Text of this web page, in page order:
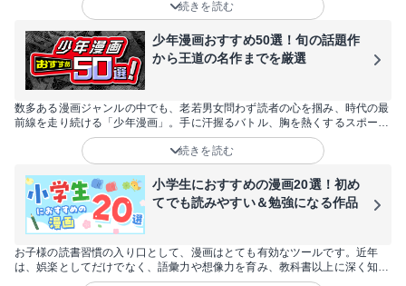
ケートやダンス、自転車、陸上といったマイナーなスポーツ漫画まで60作品
を厳選してお届けします！スポーツ漫画が好きな方はもちろん、「試しに読
んでみたい」と思っている方や女性にも楽しめる作品が目白押しです。
続きを読む
少年漫画おすすめ50選！旬の話題作
から王道の名作までを厳選
数多ある漫画ジャンルの中でも、老若男女問わず読者の心を掴み、時代の最
前線を走り続ける「少年漫画」。手に汗握るバトル、胸を熱くするスポー
ツ、そしてSNSで爆発的な話題を呼ぶ最新作まで、その魅力は尽きることが
ありません。今回は、2026年にさらなる飛躍が期待される注目作から、世
代を超えて愛され続ける不朽の名作まで、おすすめの50作品を厳選しまし
た。あなたの日常に彩りと刺激をくれる、最高の一冊をここから見つけてく
ださい。
続きを読む
小学生におすすめの漫画20選！初め
てでも読みやすい＆勉強になる作品
お子様の読書習慣の入り口として、漫画はとても有効なツールです。近年
は、娯楽としてだけでなく、語彙力や想像力を育み、教科書以上に深く知識
を学べる作品も増えています。しかし、「何から読ませればいい？」「内容